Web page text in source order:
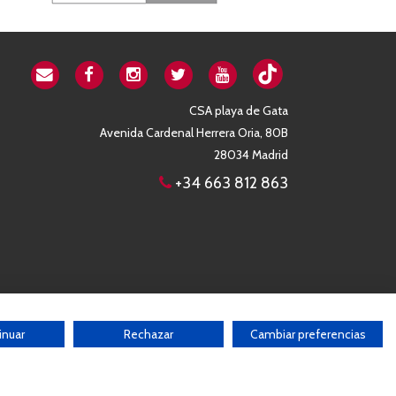
CSA playa de Gata
Avenida Cardenal Herrera Oria, 80B
28034 Madrid
+34 663 812 863
sin el consentimiento por escrito de la Asociación
Rechazar Cambiar preferencias